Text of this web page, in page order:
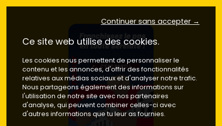
Continuer sans accepter →
Ce site web utilise des cookies.
Les cookies nous permettent de personnaliser le
contenu et les annonces, d'offrir des fonctionnalités
relatives aux médias sociaux et d'analyser notre trafic.
Nous partageons également des informations sur
l'utilisation de notre site avec nos partenaires
d'analyse, qui peuvent combiner celles-ci avec
d'autres informations que tu leur as fournies.